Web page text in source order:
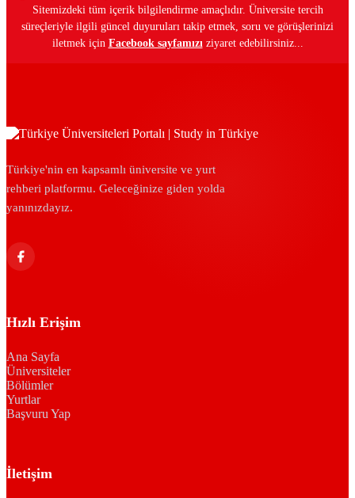
Sitemizdeki tüm içerik bilgilendirme amaçlıdır. Üniversite tercih
süreçleriyle ilgili güncel duyuruları takip etmek, soru ve görüşlerinizi
iletmek için Facebook sayfamızı ziyaret edebilirsiniz...
Türkiye'nin en kapsamlı üniversite ve yurt
rehberi platformu. Geleceğinize giden yolda
yanınızdayız.
Hızlı Erişim
Ana Sayfa
Üniversiteler
Bölümler
Yurtlar
Başvuru Yap
İletişim